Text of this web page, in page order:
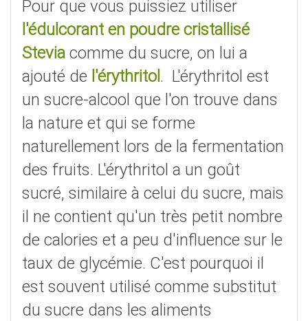
Pour que vous puissiez utiliser
l'édulcorant en poudre cristallisé
Stevia comme du sucre, on lui a
ajouté de l'érythritol . L'érythritol est
un sucre-alcool que l'on trouve dans
la nature et qui se forme
naturellement lors de la fermentation
des fruits. L'érythritol a un goût
sucré, similaire à celui du sucre, mais
il ne contient qu'un très petit nombre
de calories et a peu d'influence sur le
taux de glycémie. C'est pourquoi il
est souvent utilisé comme substitut
du sucre dans les aliments